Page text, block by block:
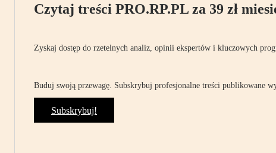
Czytaj treści PRO.RP.PL za 39 zł
Zyskaj dostęp do rzetelnych analiz, opinii ekspertów i kluczowych
Buduj swoją przewagę. Subskrybuj profesjonalne treści publikowane
Subskrybuj!